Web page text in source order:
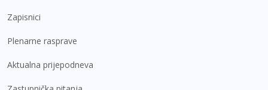
Zapisnici
Plenarne rasprave
Aktualna prijepodneva